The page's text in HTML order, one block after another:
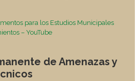
para los Estudios Municipales
– YouTube
de Amenazas y